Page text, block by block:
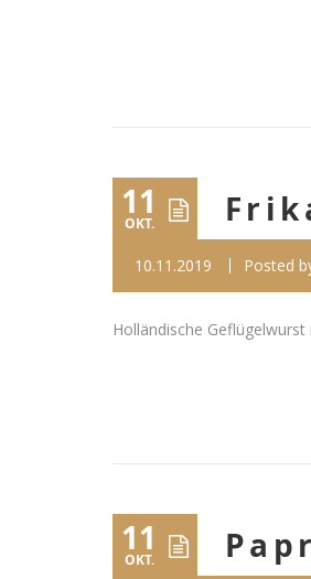
11
OKT.
10.11.2019 Posted
Holländische
11
OKT.